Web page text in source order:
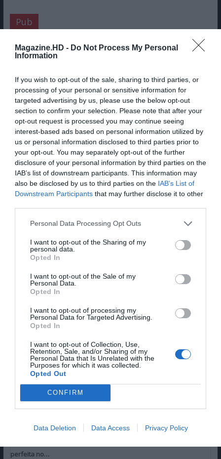
Magazine.HD - Do Not Process My Personal
Information
If you wish to opt-out of the sale, sharing to third parties, or
processing of your personal or sensitive information for
targeted advertising by us, please use the below opt-out
section to confirm your selection. Please note that after your
opt-out request is processed you may continue seeing
interest-based ads based on personal information utilized by
us or personal information disclosed to third parties prior to
your opt-out. You may separately opt-out of the further
disclosure of your personal information by third parties on the
IAB’s list of downstream participants. This information may
also be disclosed by us to third parties on the IAB’s List of
Downstream Participants that may further disclose it to other
Personal Data Processing Opt Outs
I want to opt-out of the Sharing of my
personal data.
Opted In
I want to opt-out of the Sale of my
Personal Data.
Opted In
I want to opt-out of processing my
Personal Data for Targeted Advertising.
Opted In
I want to opt-out of Collection, Use,
Retention, Sale, and/or Sharing of my
Personal Data that Is Unrelated with the
Purposes for which it was collected.
Opted Out
CONFIRM
Data Deletion Data Access Privacy Policy
Pub
ÚLTIMAS CRÍTICAS FAV DO LEITOR
Alley Cats, Primeiras Impressões | Ricky Gervais e o destino dos
gatos na Netflix Portugal
perfeita no…